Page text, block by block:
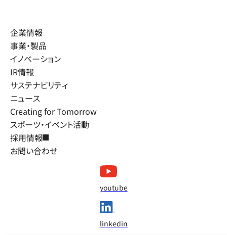
企業情報
事業・製品
イノベーション
IR情報
サステナビリティ
ニュース
Creating for Tomorrow
スポーツ・イベント活動
採用情報
お問い合わせ
youtube
linkedin